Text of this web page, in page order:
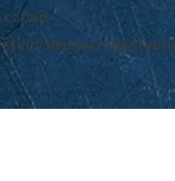
wp-
themes/